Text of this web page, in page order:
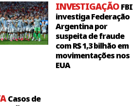
INVESTIGAÇÃOFBI
investiga Federação
Argentina por
suspeita de fraude
com R$ 1,3 bilhão em
movimentações nos
EUA
Casos de